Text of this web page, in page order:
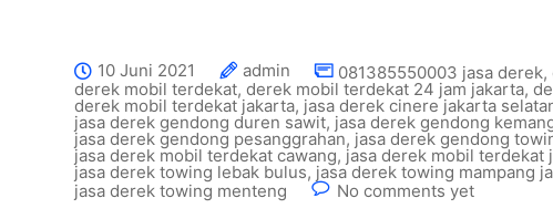
10 Juni 2021 admin 081385550003 jasa derek,
derek mobil terdekat, derek mobil terdekat 24 jam jakarta,
derek mobil terdekat jakarta, jasa derek cinere jakarta
jasa derek gendong duren sawit, jasa derek gendong
jasa derek gendong pesanggrahan, jasa derek gendong
jasa derek mobil terdekat cawang, jasa derek mobil terdekat
jasa derek towing lebak bulus, jasa derek towing mampang
jasa derek towing menteng
No comments yet